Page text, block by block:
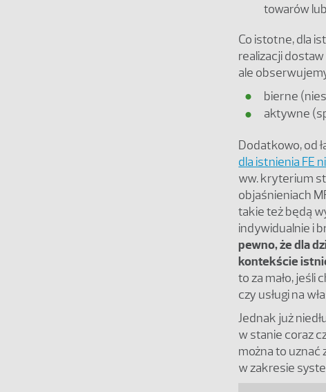
towarów
Co istotne, dla
realizacji
ale
bierne
aktywne
Dodatkowo, od
dla istnienia FE
ww. kryterium
objaśnieniach
takie też będą
indywidualnie i
pewno, że dla
kontekście
to za mało, jeśli
czy usługi na
Jednak już
w stanie coraz
można to uznać
w zakresie